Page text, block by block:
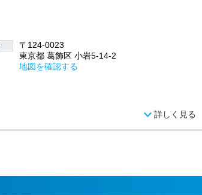
〒124-0023
東京都 葛飾区 小岩5-14-2
地図を確認する
詳しく見る